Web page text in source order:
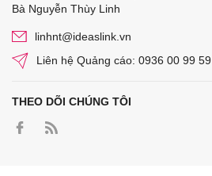
Bà Nguyễn Thùy Linh
linhnt@ideaslink.vn
Liên hệ Quảng cáo: 0936 00 99 59
THEO DÕI CHÚNG TÔI